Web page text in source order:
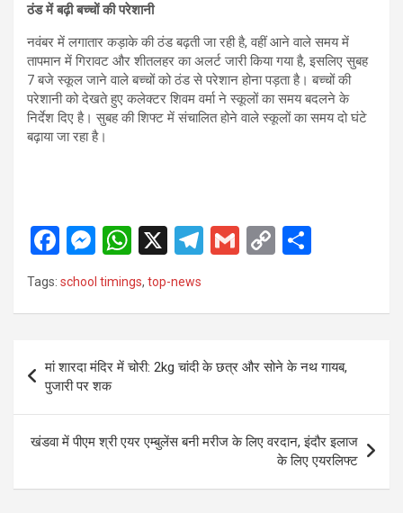
ठंड में बढ़ी बच्चों की परेशानी
नवंबर में लगातार कड़ाके की ठंड बढ़ती जा रही है, वहीं आने वाले समय में
तापमान में गिरावट और शीतलहर का अलर्ट जारी किया गया है, इसलिए सुबह
7 बजे स्कूल जाने वाले बच्चों को ठंड से परेशान होना पड़ता है। बच्चों की
परेशानी को देखते हुए कलेक्टर शिवम वर्मा ने स्कूलों का समय बदलने के
निर्देश दिए है। सुबह की शिफ्ट में संचालित होने वाले स्कूलों का समय दो घंटे
बढ़ाया जा रहा है।
F
a
ce
o
o
k
M
es
se
g
er
W
at
A
p
X
T
a
G
C
n
Tags: school timings, top-news
navigation
मां शारदा मंदिर में चोरी: 2kg चांदी के छत्र और सोने के नथ गायब,
पुजारी पर शक
खंडवा में पीएम श्री एयर एम्बुलेंस बनी मरीज के लिए वरदान, इंदौर इलाज
के लिए एयरलिफ्ट